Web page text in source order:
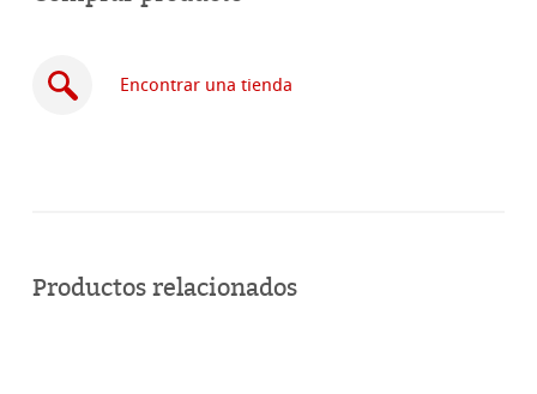
Encontrar una tienda
línea
Productos relacionados